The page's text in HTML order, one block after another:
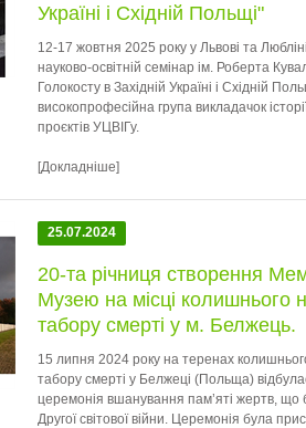
Україні і Східній Польщі"
12-17 жовтня 2025 року у Львові та
науково-освітній семінар ім. Роберта
Голокосту в Західній Україні і Східній
високопрофесійна група викладачок
проєктів УЦВІГу.
[Докладніше]
25.07.2024
20-та річниця створення
Музею на місці колишнього
табору смерті у м. Белжець.
15 липня 2024 року на теренах
табору смерті у Белжеці (Польща)
церемонія вшанування пам’яті жертв, що
Другої світової війни. Церемонія була